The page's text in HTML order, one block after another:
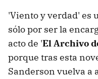
'Viento y verdad' es
sólo por ser la
acto de 'El Archivo
porque tras esta
Sanderson vuelva a